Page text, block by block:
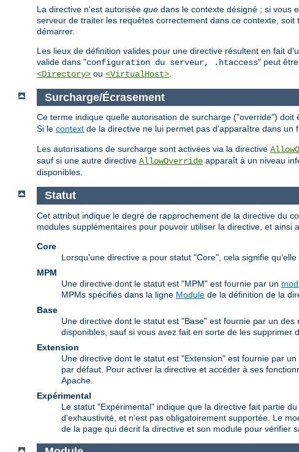
La directive n'est autorisée que dans le contexte désigné ; si vous
serveur de traiter les requêtes correctement dans ce contexte,
démarrer.
Les lieux de définition valides pour une directive résultent en fait
valide dans "configuration du serveur, .htaccess" peut
<Directory> ou <VirtualHost>
Surcharge/Écrasement
Ce terme indique quelle autorisation de surcharge ("override")
Si le context de la directive ne lui permet pas d'apparaître dans un
Les autorisations de surcharge sont activées via la directive
sauf si une autre directive AllowOverride apparaît à un niveau
disponibles.
Statut
Cet attribut indique le degré de rapprochement de la directive du
modules supplémentaires pour pouvoir utiliser la directive, et
Core
Lorsqu'une directive a pour statut "Core", cela signifie
MPM
Une directive dont le statut est "MPM" est fournie par un
MPMs spécifiés dans la ligne Module de la définition de la
Base
Une directive dont le statut est "Base" est fournie par un
disponibles, sauf si vous avez fait en sorte de les supprimer
Extension
Une directive dont le statut est "Extension" est fournie par
par défaut. Pour activer la directive et accéder à ses
Apache.
Expérimental
Le statut "Expérimental" indique que la directive fait partie
d'exhaustivité, et n'est pas obligatoirement supportée. Le
de la page qui décrit la directive et son module pour vérifier